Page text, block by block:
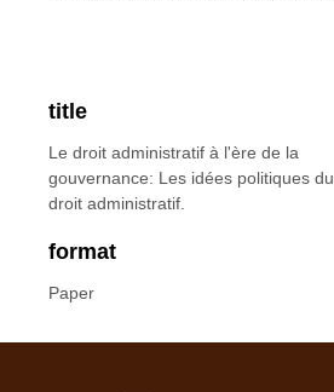
title
Le droit administratif à l'ère de la
gouvernance: Les idées politiques du
droit administratif.
format
Paper